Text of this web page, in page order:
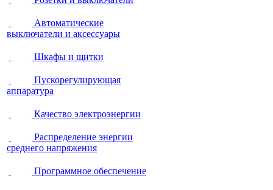
Автоматические
выключатели и аксессуары
Шкафы и щитки
Пускорегулирующая
аппаратура
Качество электроэнергии
Распределение энергии
среднего напряжения
Программное обеспечение